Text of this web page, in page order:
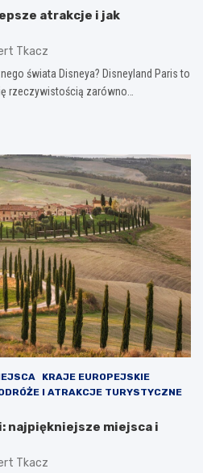
atrakcje i jak
Tkacz
świata Disneya? Disneyland Paris to
rzeczywistością zarówno…
KRAJE EUROPEJSKIE
I ATRAKCJE TURYSTYCZNE
najpiękniejsze miejsca i
Tkacz